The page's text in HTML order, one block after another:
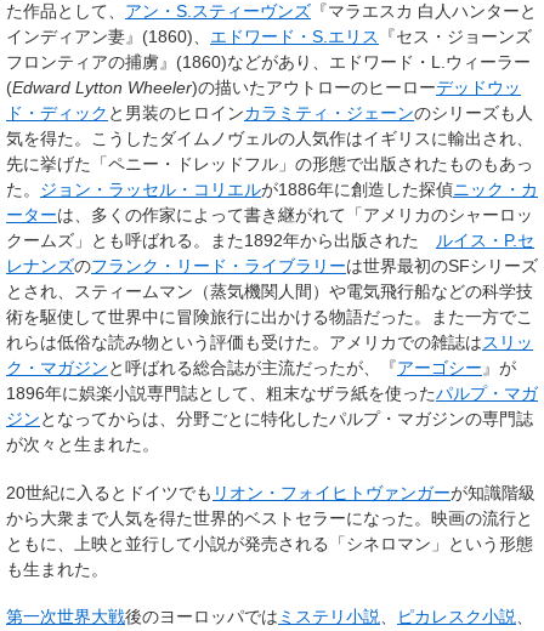
た作品として、 アン・S.スティーヴンズ 『マラエスカ 白人ハンターと
インディアン妻』(1860)、 エドワード・S.エリス
『セス・ジョーンズ
フロンティアの捕虜』(1860)などがあり、エドワード・L.ウィーラー
(Edward Lytton Wheeler)の描いたアウトローのヒーローデッドウッ
ド・ディック と男装のヒロインカラミティ・ジェーンのシリーズも人
気を得た。こうしたダイムノヴェルの人気作はイギリスに輸出され、
先に挙げた「ペニー・ドレッドフル」の形態で出版されたものもあっ
た。 ジョン・ラッセル・コリエルが1886年に創造した探偵ニック・カ
ーターは、多くの作家によって書き継がれて「アメリカのシャーロッ
クームズ」とも呼ばれる。また1892年から出版された ルイス・P.セ
レナンズのフランク・リード・ライブラリーは世界最初のSFシリーズ
とされ、スティームマン（蒸気機関人間）や電気飛行船などの科学技
術を駆使して世界中に冒険旅行に出かける物語だった。また一方でこ
れらは低俗な読み物という評価も受けた。アメリカでの雑誌はスリッ
ク・マガジンと呼ばれる総合誌が主流だったが、『アーゴシー』が
1896年に娯楽小説専門誌として、粗末なザラ紙を使ったパルプ・マガ
ジンとなってからは、分野ごとに特化したパルプ・マガジンの専門誌
が次々と生まれた。
20世紀に入るとドイツでも リオン・フォイヒトヴァンガーが知識階級
から大衆まで人気を得た世界的ベストセラーになった。映画の流行と
ともに、上映と並行して小説が発売される「シネロマン」という形態
も生まれた。
第一次世界大戦後のヨーロッパでは ミステリ小説、 ピカレスク小説、